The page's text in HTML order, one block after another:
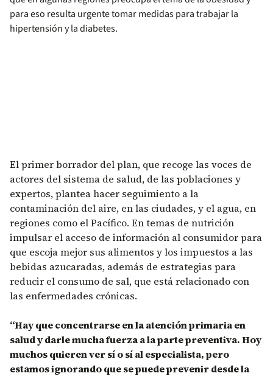
para eso resulta urgente tomar medidas para trabajar la
hipertensión y la diabetes.
El primer borrador del plan, que recoge las voces de
actores del sistema de salud, de las poblaciones y
expertos, plantea hacer seguimiento a la
contaminación del aire, en las ciudades, y el agua, en
regiones como el Pacífico. En temas de nutrición
impulsar el acceso de información al consumidor para
que escoja mejor sus alimentos y los impuestos a las
bebidas azucaradas, además de estrategias para
reducir el consumo de sal, que está relacionado con
las enfermedades crónicas.
“Hay que concentrarse en la atención primaria en
salud y darle mucha fuerza a la parte preventiva. Hoy
muchos quieren ver sí o sí al especialista, pero
estamos ignorando que se puede prevenir desde la